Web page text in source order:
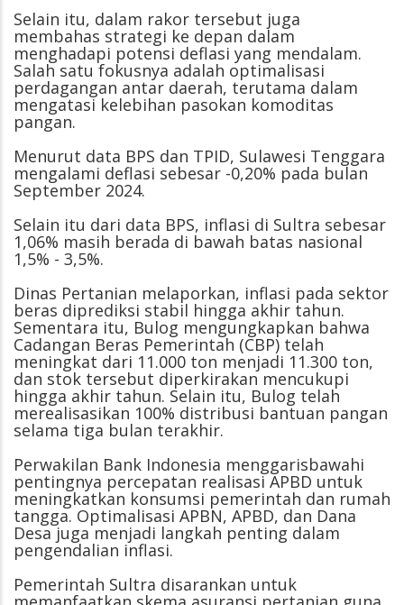
Selain itu, dalam rakor tersebut juga
membahas strategi ke depan dalam
menghadapi potensi deflasi yang mendalam.
Salah satu fokusnya adalah optimalisasi
perdagangan antar daerah, terutama dalam
mengatasi kelebihan pasokan komoditas
pangan.
Menurut data BPS dan TPID, Sulawesi Tenggara
mengalami deflasi sebesar -0,20% pada bulan
September 2024.
Selain itu dari data BPS, inflasi di Sultra sebesar
1,06% masih berada di bawah batas nasional
1,5% - 3,5%.
Dinas Pertanian melaporkan, inflasi pada sektor
beras diprediksi stabil hingga akhir tahun.
Sementara itu, Bulog mengungkapkan bahwa
Cadangan Beras Pemerintah (CBP) telah
meningkat dari 11.000 ton menjadi 11.300 ton,
dan stok tersebut diperkirakan mencukupi
hingga akhir tahun. Selain itu, Bulog telah
merealisasikan 100% distribusi bantuan pangan
selama tiga bulan terakhir.
Perwakilan Bank Indonesia menggarisbawahi
pentingnya percepatan realisasi APBD untuk
meningkatkan konsumsi pemerintah dan rumah
tangga. Optimalisasi APBN, APBD, dan Dana
Desa juga menjadi langkah penting dalam
pengendalian inflasi.
Pemerintah Sultra disarankan untuk